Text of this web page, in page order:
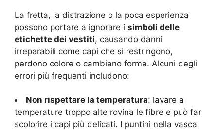
La fretta, la distrazione o la poca esperienza
possono portare a ignorare i simboli delle
etichette dei vestiti, causando danni
irreparabili come capi che si restringono,
perdono colore o cambiano forma. Alcuni degli
errori più frequenti includono:
Non rispettare la temperatura: lavare a
temperature troppo alte rovina le fibre e può far
scolorire i capi più delicati. I puntini nella vasca